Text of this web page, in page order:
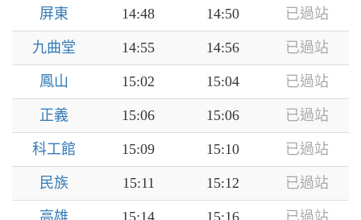
屏東 14:48 14:50 已過站
九曲堂 14:55 14:56 已過站
鳳山 15:02 15:04 已過站
正義 15:06 15:06 已過站
科工館 15:09 15:10 已過站
民族 15:11 15:12 已過站
高雄 15:14 15:16 已過站